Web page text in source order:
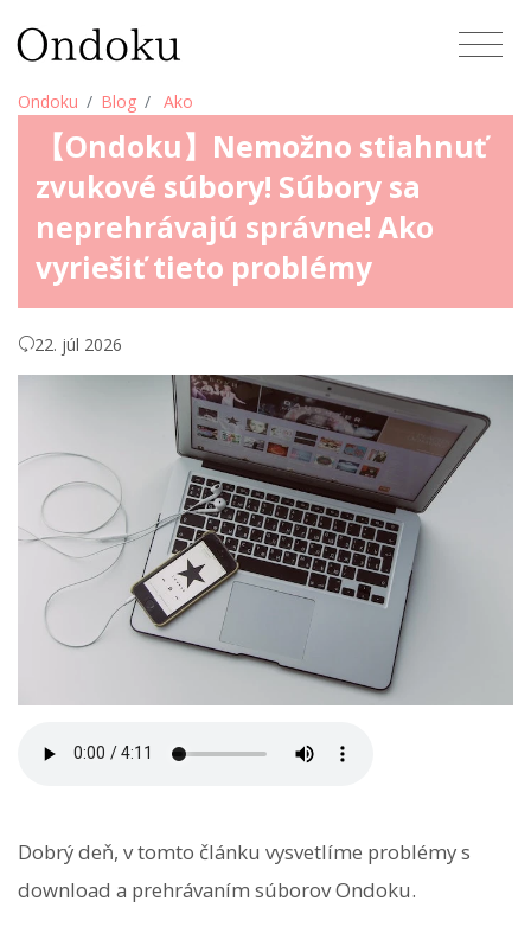
Ondoku Blog Ako
【Ondoku】Nemožno stiahnuť
zvukové súbory! Súbory sa
neprehrávajú správne! Ako
vyriešiť tieto problémy
22. júl 2026
Dobrý deň, v tomto článku vysvetlíme problémy s
download a prehrávaním súborov Ondoku.